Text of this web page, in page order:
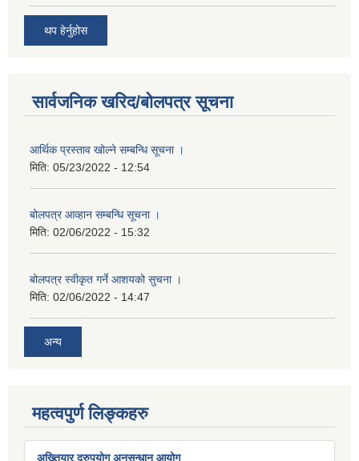
थप हेर्नुहोस
सार्वजनिक खरिद/बोलपत्र सूचना
आर्थिक प्रस्ताव खोल्ने सम्बन्धि सूचना ।
मिति: 05/23/2022 - 12:54
बोलपत्र आव्हान सम्बन्धि सूचना ।
मिति: 02/06/2022 - 15:32
बोलपत्र स्वीकृत गर्ने आशयको सुचना ।
मिति: 02/06/2022 - 14:47
अन्य
महत्वपुर्ण लिङ्कहरु
अख्तियार दुरुपयोग अनुसन्धान आयोग